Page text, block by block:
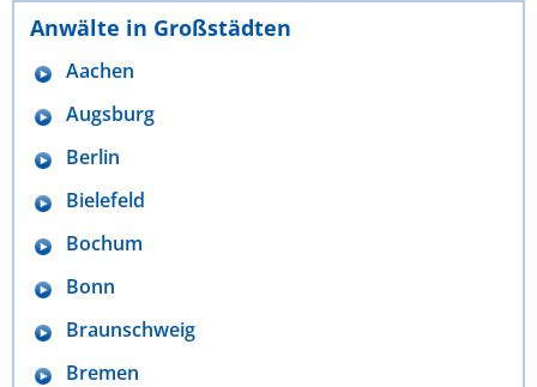
Anwälte in Großstädten
Aachen
Augsburg
Berlin
Bielefeld
Bochum
Bonn
Braunschweig
Bremen